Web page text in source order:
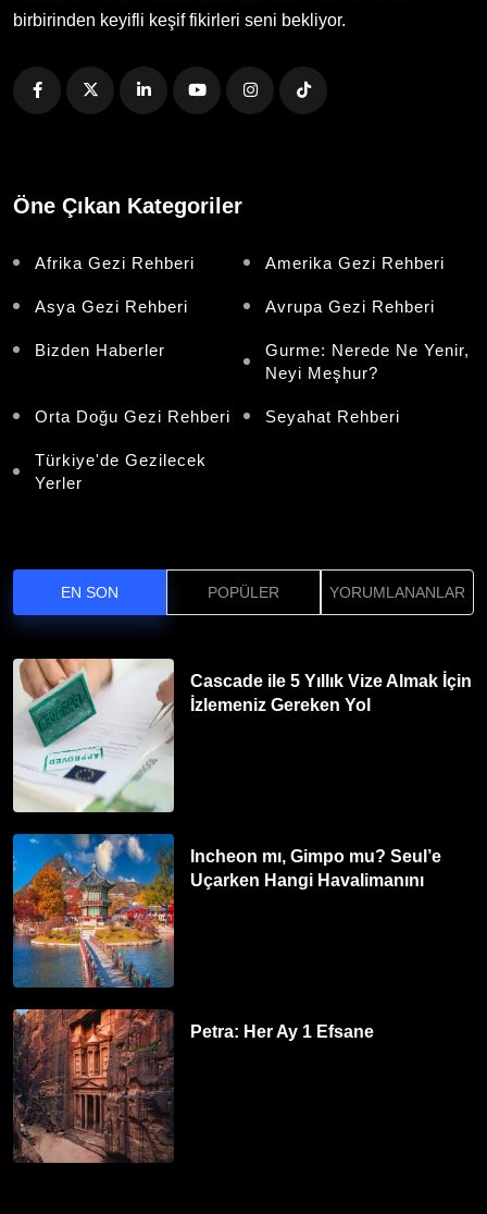
birbirinden keyifli keşif fikirleri seni bekliyor.
Öne Çıkan Kategoriler
Afrika Gezi Rehberi Amerika Gezi Rehberi
Asya Gezi Rehberi Avrupa Gezi Rehberi
Bizden Haberler
Gurme: Nerede Ne Yenir,
Neyi Meşhur?
Orta Doğu Gezi Rehberi Seyahat Rehberi
Türkiye'de Gezilecek
Yerler
EN SON POPÜLER YORUMLANANLAR
Cascade ile 5 Yıllık Vize Almak İçin
İzlemeniz Gereken Yol
Incheon mı, Gimpo mu? Seul’e
Uçarken Hangi Havalimanını
Petra: Her Ay 1 Efsane